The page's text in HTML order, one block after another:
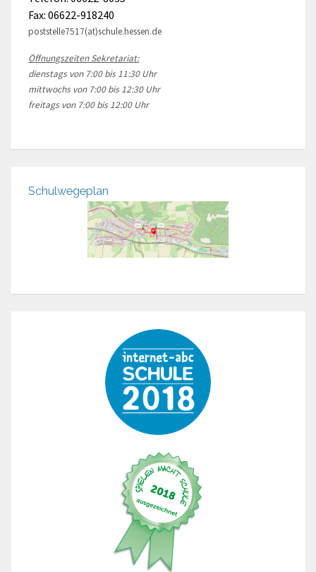
Fax: 06622-918240
poststelle7517(at)schule.hessen.de
Öffnungszeiten Sekretariat:
dienstags von 7:00 bis 11:30 Uhr
mittwochs von 7:00 bis 12:30 Uhr
freitags von 7:00 bis 12:00 Uhr
Schulwegeplan